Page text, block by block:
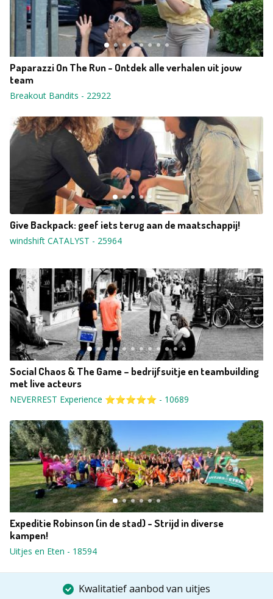
Paparazzi On The Run - Ontdek alle verhalen uit jouw
team
Breakout Bandits - 22922
Give Backpack: geef iets terug aan de maatschappij!
windshift CATALYST - 25964
Social Chaos & The Game – bedrijfsuitje en teambuilding
met live acteurs
NEVERREST Experience ⭐⭐⭐⭐⭐ - 10689
Expeditie Robinson (in de stad) - Strijd in diverse
kampen!
Uitjes en Eten - 18594
Kwalitatief aanbod van uitjes